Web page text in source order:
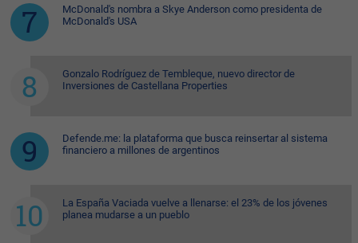
McDonald's nombra a Skye Anderson como presidenta de
McDonald's USA
Gonzalo Rodríguez de Tembleque, nuevo director de
Inversiones de Castellana Properties
Defende.me: la plataforma que busca reinsertar al sistema
financiero a millones de argentinos
La España Vaciada vuelve a llenarse: el 23% de los jóvenes
planea mudarse a un pueblo